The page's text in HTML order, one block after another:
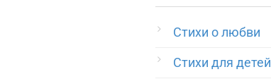
Стихи о любви
Стихи для детей